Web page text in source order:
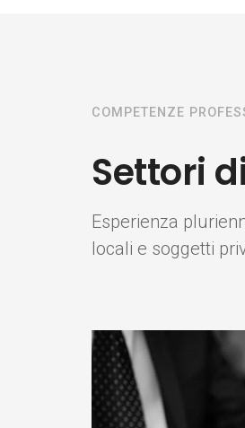
COMPETENZE
Settori
Esperienza
locali e soggetti